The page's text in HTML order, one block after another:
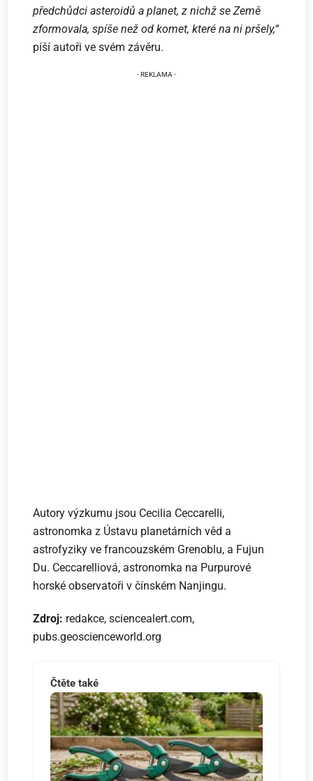
předchůdci asteroidů a planet, z nichž se Země
zformovala, spíše než od komet, které na ni pršely,“
píší autoři ve svém závěru.
Autory výzkumu jsou Cecilia Ceccarelli,
astronomka z Ústavu planetárních věd a
astrofyziky ve francouzském Grenoblu, a Fujun
Du. Ceccarelliová, astronomka na Purpurové
horské observatoři v čínském Nanjingu.
Zdroj: redakce, sciencealert.com,
pubs.geoscienceworld.org
Čtěte také